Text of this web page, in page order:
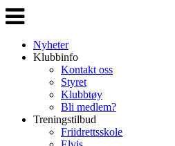
Veksle
navigasjon
Nyheter
Klubbinfo
Kontakt oss
Styret
Klubbtøy
Bli medlem?
Treningstilbud
Friidrettsskole